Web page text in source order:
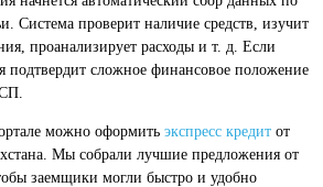
Система проверит наличие средств, изучит
проанализирует расходы и т. д. Если
подтвердит сложное финансовое положение
можно оформить экспресс кредит от
Мы собрали лучшие предложения от
заемщики могли быстро и удобно